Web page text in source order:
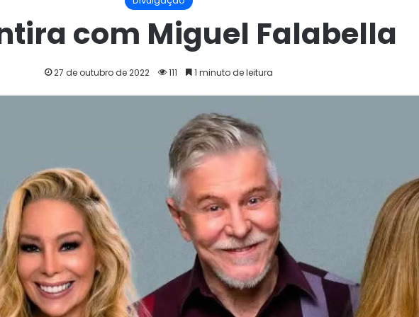
com Miguel Falabella
27 de outubro de 2022 112 1 minuto de leitura